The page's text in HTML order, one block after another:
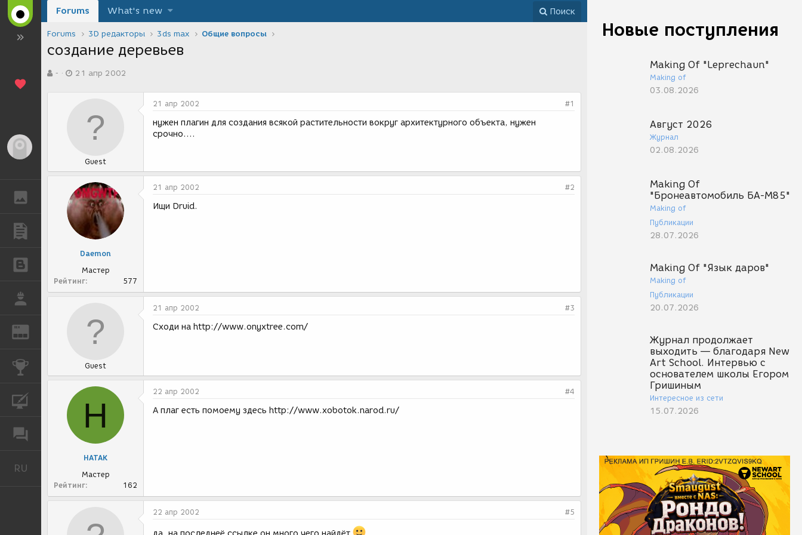
ГАЛЕРЕЯ
ПУБЛИКАЦИИ
REN
КОНКУРСЫ
КУРСЫ
ФОРУМ
RU
Новые поступления
Making Of "Leprechaun"
Making of
03.08.2026
Август 2026
Журнал
02.08.2026
Making Of
"Бронеавтомобиль БА-М85"
Making of
Публикации
28.07.2026
Making Of "Язык даров"
Making of
Публикации
20.07.2026
Журнал продолжает
выходить — благодаря New
Art School. Интервью с
основателем школы Егором
Гришиным
Интересное из сети
15.07.2026
Forums What's new Поиск
Forums 3D редакторы 3ds max Общие вопросы
создание деревьев
в-
а
и
21 апр 2002
Guest
21 апр 2002 #1
нужен плагин для создания всякой растительности вокруг архитектурного объекта, нужен
срочно....
Daemon
Мастер
Рейтинг
577
21 апр 2002 #2
Ищи Druid.
Guest
21 апр 2002 #3
Сходи на http://www.onyxtree.com/
H
HATAK
Мастер
Рейтинг
162
22 апр 2002 #4
А плаг есть помоему здесь http://www.xobotok.narod.ru/
22 апр 2002 #5